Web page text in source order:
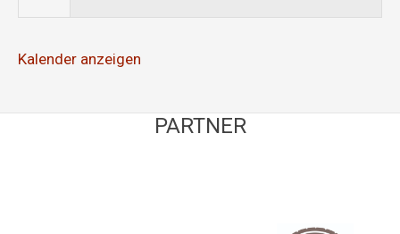
Kalender anzeigen
PARTNER